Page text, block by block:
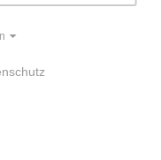
→